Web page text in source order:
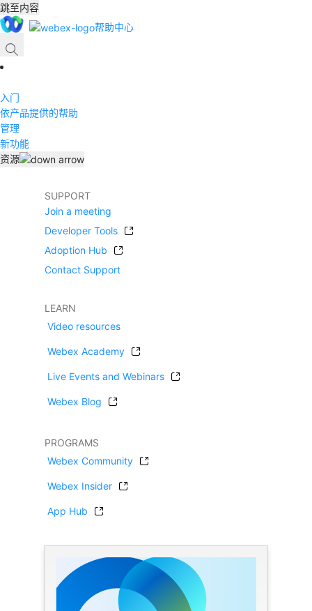
跳至内容
帮助中心
入门
依产品提供的帮助
管理
新功能
资源
SUPPORT
Join a meeting
Developer Tools
Adoption Hub
Contact Support
LEARN
Video resources
Webex Academy
Live Events and Webinars
Webex Blog
PROGRAMS
Webex Community
Webex Insider
App Hub